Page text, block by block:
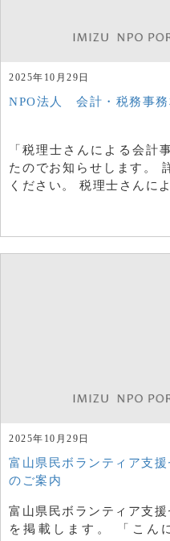
2025年10月29日
NPO法人 会計・税務事務
「税理士さんによる会計
たのでお知らせします。
ください。 税理士さんに
2025年10月29日
富山県民ボランティア支
のご案内
富山県民ボランティア支
を掲載します。 「こん